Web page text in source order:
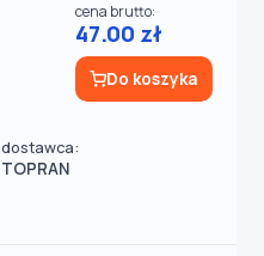
dostawca:
TOPRAN
cena brutto:
47.00 zł
Do koszyka